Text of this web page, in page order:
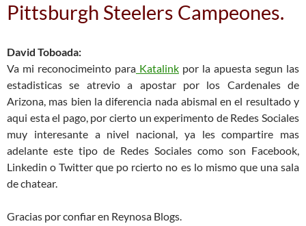
Pittsburgh Steelers Campeones.
David Toboada:
Va mi reconocimeinto para Katalink por la apuesta segun las
estadisticas se atrevio a apostar por los Cardenales de
Arizona, mas bien la diferencia nada abismal en el resultado y
aqui esta el pago, por cierto un experimento de Redes Sociales
muy interesante a nivel nacional, ya les compartire mas
adelante este tipo de Redes Sociales como son Facebook,
Linkedin o Twitter que po rcierto no es lo mismo que una sala
de chatear.
Gracias por confiar en Reynosa Blogs.